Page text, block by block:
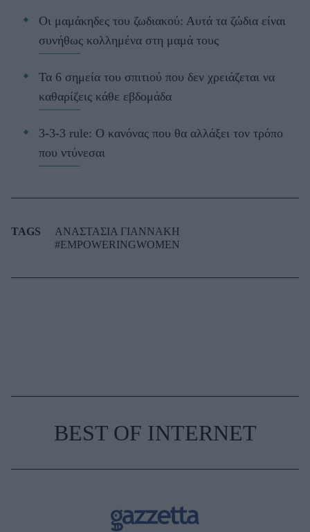
Οι μαμάκηδες του ζωδιακού: Αυτά τα ζώδια είναι
συνήθως κολλημένα στη μαμά τους
Τα 6 σημεία του σπιτιού που δεν χρειάζεται να
καθαρίζεις κάθε εβδομάδα
3-3-3 rule: Ο κανόνας που θα αλλάξει τον τρόπο
που ντύνεσαι
TAGS
ΑΝΑΣΤΑΣΙΑ ΓΙΑΝΝΑΚΗ
#EMPOWERINGWOMEN
BEST OF INTERNET